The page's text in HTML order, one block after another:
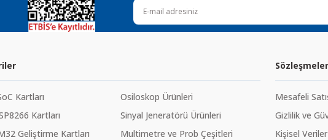
Kartları
Kartları
Geliştirme Kartları
Osiloskop Ürünleri
Sinyal Jeneratörü Ürünleri
Multimetre ve Prob Çeşitleri
Sözleşmeler
Mesafeli
Gizlilik ve
Kişisel